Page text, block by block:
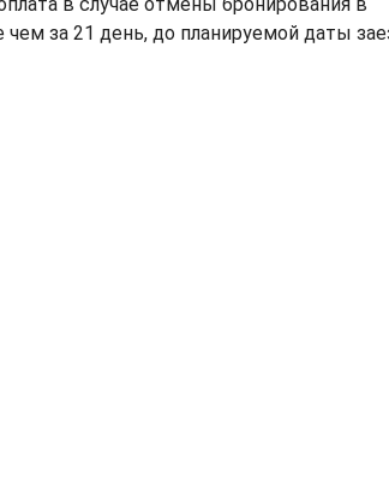
за 21 день, до планируемой даты